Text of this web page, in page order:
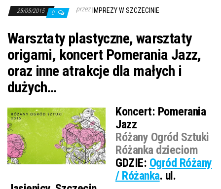
25/05/2015 0 przez IMPREZY W SZCZECINIE
Warsztaty plastyczne, warsztaty
origami, koncert Pomerania Jazz,
oraz inne atrakcje dla małych i
dużych…
Koncert: Pomerania
Jazz
Różany Ogród Sztuki
Różanka dzieciom
GDZIE: Ogród Różany
/ Różanka. ul.